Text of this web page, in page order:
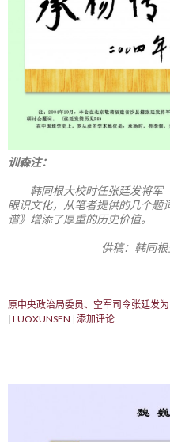
训森注：
韩同根大校时任张廷发将军
眼识文化，从笔者提供的几个题
谱》增添了厚重的历史价值。
供稿：韩同
原中央政治局委员、空军司令张廷发
LUOXUNSEN 添加评论